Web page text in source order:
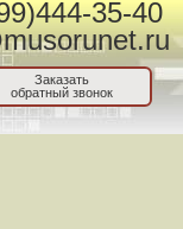
35-40
Заказать
обратный звонок